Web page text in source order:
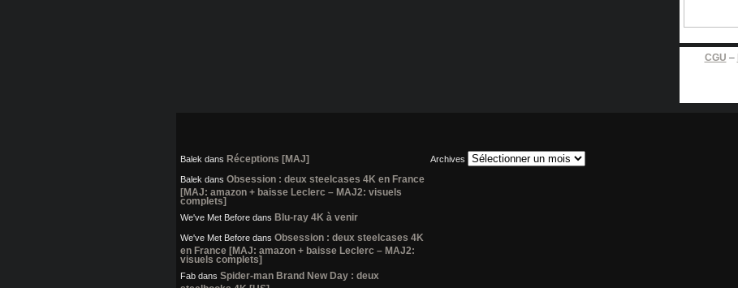
CGU –
Balek dans Réceptions [MAJ]
Balek dans Obsession : deux steelcases 4K en France
[MAJ: amazon + baisse Leclerc – MAJ2: visuels
complets]
We've Met Before dans Blu-ray 4K à venir
We've Met Before dans Obsession : deux steelcases 4K
en France [MAJ: amazon + baisse Leclerc – MAJ2:
visuels complets]
Fab dans Spider-man Brand New Day : deux
Archives